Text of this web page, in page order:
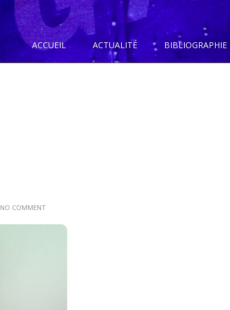
ACCUEIL
ACTUALITÉ BIBLIOGRAPHIE
NO COMMENT